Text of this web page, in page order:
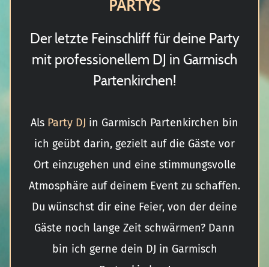
PARTYS
Der letzte Feinschliff für deine Party
mit professionellem DJ in Garmisch
Partenkirchen!
Als Party DJ in Garmisch Partenkirchen bin
ich geübt darin, gezielt auf die Gäste vor
Ort einzugehen und eine stimmungsvolle
Atmosphäre auf deinem Event zu schaffen.
Du wünschst dir eine Feier, von der deine
Gäste noch lange Zeit schwärmen? Dann
bin ich gerne dein DJ in Garmisch